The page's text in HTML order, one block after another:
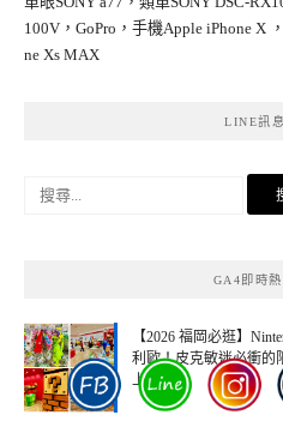
100V，GoPro，手機Apple iPhone X
ne Xs MAX
LINE訊
GA4即時
【2026 福岡必逛】
利歐！皮克敏迷必衝的
上：1)